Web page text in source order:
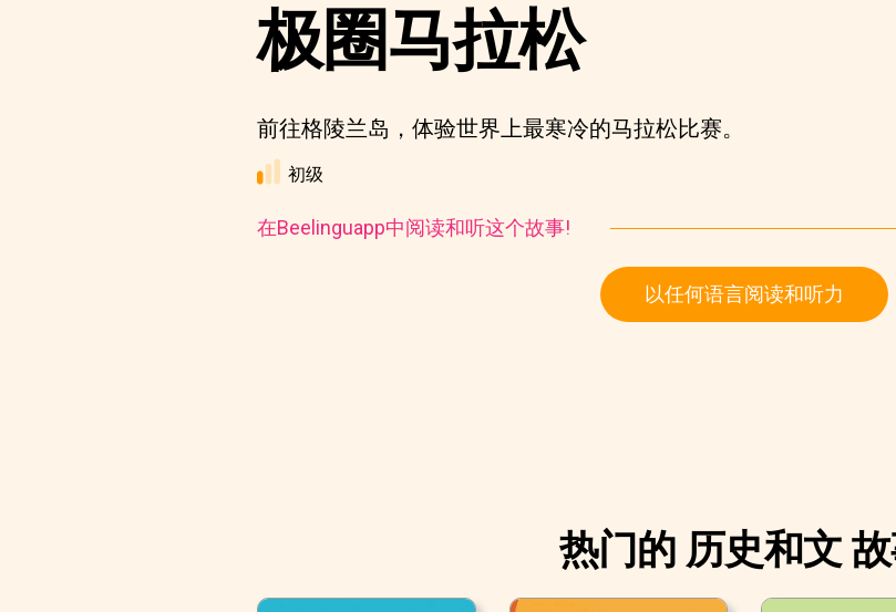
极圈马拉松
前往格陵兰岛，体验世界上最寒冷的马拉松比赛。
初级
在Beelinguapp中阅读和听这个故事!
以任何语言阅读和听力
热门的 历史和文